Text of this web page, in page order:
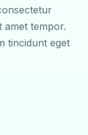
amet tempor.
tincidunt eget